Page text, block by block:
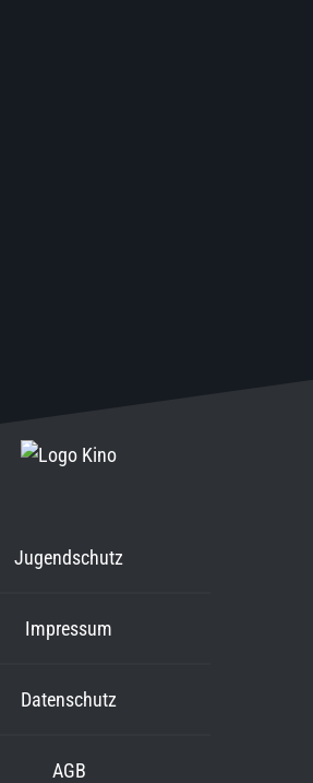
Jugendschutz
Impressum
Datenschutz
AGB